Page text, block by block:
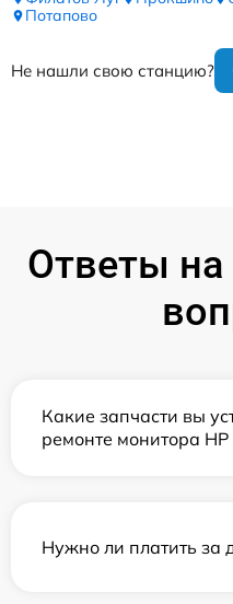
Потапово
Не нашли свою станцию?
Ответы
Какие запчасти вы
ремонте монитора
Нужно ли платить за